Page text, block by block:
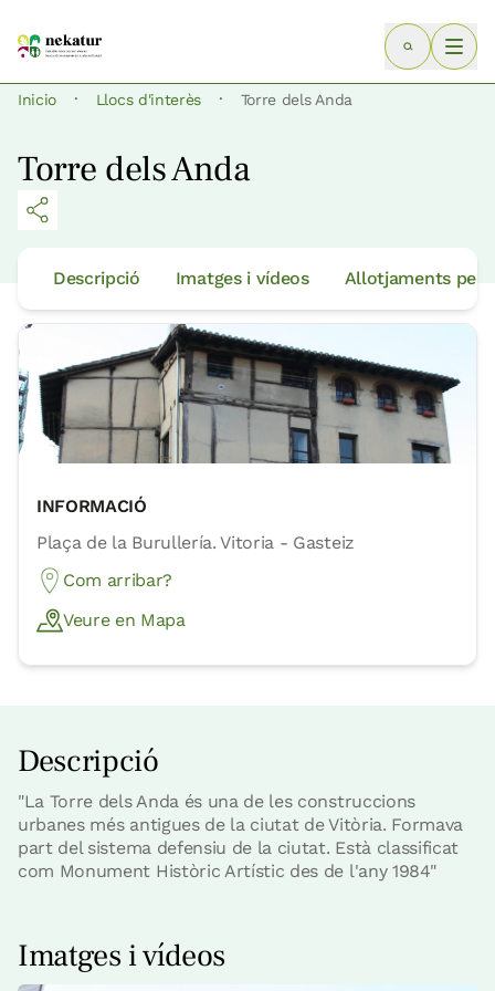
Inicio · Llocs d'interès · Torre dels Anda
Torre dels Anda
Descripció Imatges i vídeos Allotjaments per
INFORMACIÓ
Plaça de la Burullería. Vitoria - Gasteiz
Com arribar?
Veure en Mapa
Descripció
"La Torre dels Anda és una de les construccions
urbanes més antigues de la ciutat de Vitòria. Formava
part del sistema defensiu de la ciutat. Està classificat
com Monument Històric Artístic des de l'any 1984"
Imatges i vídeos